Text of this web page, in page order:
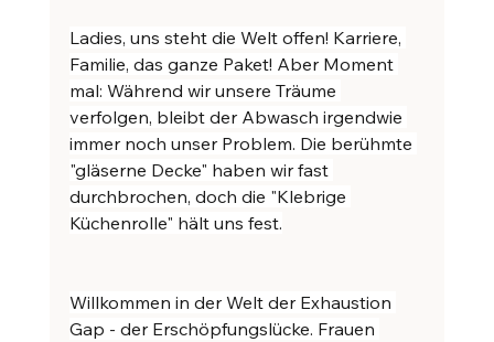
Ladies, uns steht die Welt offen! Karriere,
Familie, das ganze Paket! Aber Moment
mal: Während wir unsere Träume
verfolgen, bleibt der Abwasch irgendwie
immer noch unser Problem. Die berühmte
"gläserne Decke" haben wir fast
durchbrochen, doch die "Klebrige
Küchenrolle" hält uns fest.
Willkommen in der Welt der Exhaustion
Gap - der Erschöpfungslücke. Frauen